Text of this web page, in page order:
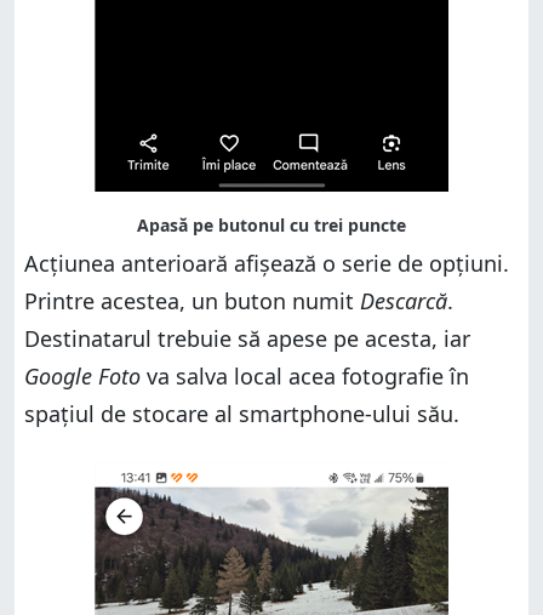
Acțiunea anterioară afișează o serie de opțiuni.
Printre acestea, un buton numit Descarcă.
Destinatarul trebuie să apese pe acesta, iar
Google Foto va salva local acea fotografie în
spațiul de stocare al smartphone-ului său.